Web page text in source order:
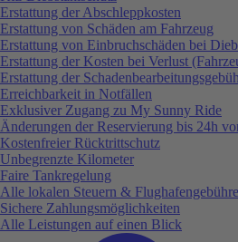
Erstattung der Abschleppkosten
Erstattung von Schäden am Fahrzeug
Erstattung von Einbruchschäden bei
Erstattung der Kosten bei Verlust
Erstattung der
Erreichbarkeit in Notfällen
Exklusiver Zugang zu My Sunny Ride
Änderungen der Reservierung bis 24h
Kostenfreier Rücktrittschutz
Unbegrenzte Kilometer
Faire Tankregelung
Alle lokalen Steuern &
Sichere Zahlungsmöglichkeiten
Alle Leistungen auf einen Blick